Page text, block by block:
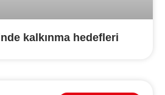
kalkınma hedefleri